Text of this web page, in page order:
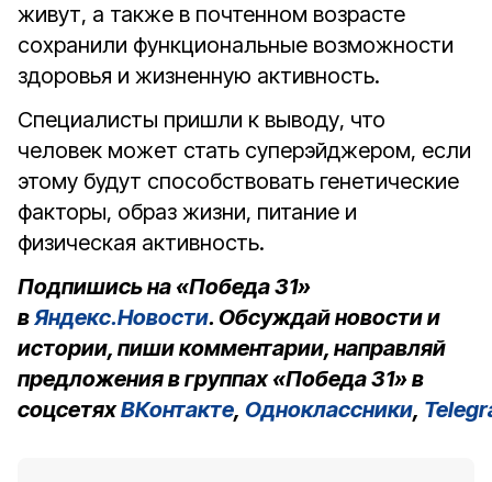
живут, а также в почтенном возрасте
сохранили функциональные возможности
здоровья и жизненную активность.
Специалисты пришли к выводу, что
человек может стать суперэйджером, если
этому будут способствовать генетические
факторы, образ жизни, питание и
физическая активность.
Подпишись на «Победа 31»
вЯндекс.Новости. Обсуждай новости и
истории, пиши комментарии, направляй
предложения в группах «Победа 31» в
соцсетяхВКонтакте, Одноклассники,